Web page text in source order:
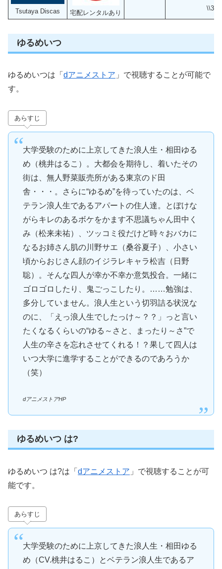
Tsutaya Discas 宅配レンタルあり
\\30
ゆるめいつ
ゆるめいつは「 dアニメストア 」で視聴することが可能で
す。
あらすじ
大学受験のために上京してきた浪人生・相田ゆる
め（桃井はるこ）。大都会を期待し、着いたその
街は、無人野菜販売所がある東京のド田
舎・・・。さらに“ゆるめ”を待っていたのは、ベ
テラン浪人生であるアパートの住人達。とぼけな
がらキレのあるボケをかます不思議ちゃん田中く
み（松来未祐）、ツッコミ役だけど時々おバカに
なるお姉さん肌の川野サエ（桑谷夏子）、小さい
頃からおじさん顔のイジラレキャラ松吉（日野
聡）。そんな四人が幸か不幸か意気投合。一緒に
ゴロゴロしたり、鬼ごっこしたり。……勉強は、
多分していません。浪人生という切羽詰る状況な
のに、「えっ浪人生でしたっけ～？？」っと言い
たくなるくらいの“ゆる～さと、まったり～さ”で
人生の辛さを忘れさせてくれる！？果して四人は
いつ大学に進学することができるのであろうか
（笑）
dアニメストアHP
ゆるめいつ は?
ゆるめいつ は?は「 dアニメストア 」で視聴することが可
能です。
あらすじ
大学受験のために上京してきた浪人生・相田ゆる
め（CV.桃井はるこ）とベテラン浪人生であるア